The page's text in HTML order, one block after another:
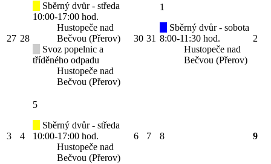
27 28
Sběrný dvůr - středa
10:00-17:00 hod.
Hustopeče nad
Bečvou (Přerov)
Svoz popelnic a
tříděného odpadu
Hustopeče nad
Bečvou (Přerov)
30 31
1
Sběrný dvůr - sobota
8:00-11:30 hod.
Hustopeče nad
Bečvou (Přerov)
2
3 4
5
Sběrný dvůr - středa
10:00-17:00 hod.
Hustopeče nad
Bečvou (Přerov)
6 7 8 9